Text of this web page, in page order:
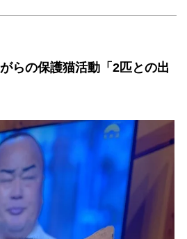
らの保護猫活動「2匹との出